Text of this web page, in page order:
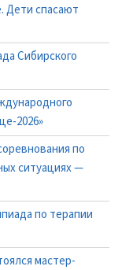
Дети спасают
Сибирского
2026»
по
ситуациях —
по терапии
мастер-